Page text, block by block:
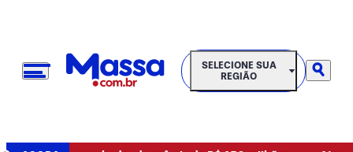
SELECIONE SUA REGIÃO
SELECIONE SUA
REGIÃO